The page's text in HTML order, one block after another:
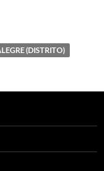
(DISTRITO)